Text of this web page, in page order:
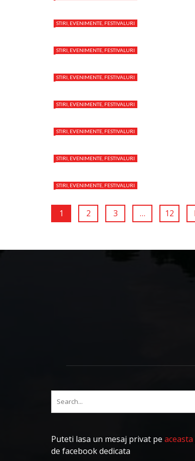
STIRI, EVENIMENTE, FESTIVALURI
STIRI, EVENIMENTE, FESTIVALURI
STIRI, EVENIMENTE, FESTIVALURI
STIRI, EVENIMENTE, FESTIVALURI
STIRI, EVENIMENTE, FESTIVALURI
STIRI, EVENIMENTE, FESTIVALURI
STIRI, EVENIMENTE, FESTIVALURI
1 2 3 … 12
Puteti lasa un mesaj privat pe aceasta
de facebook dedicata